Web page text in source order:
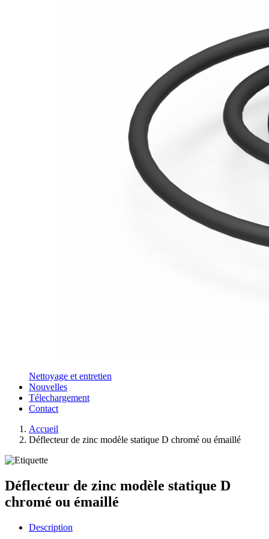
Nettoyage et entretien
Nouvelles
Télechargement
Contact
Accueil
Déflecteur de zinc modèle statique D chromé ou émaillé
Déflecteur de zinc modèle statique D
chromé ou émaillé
Description